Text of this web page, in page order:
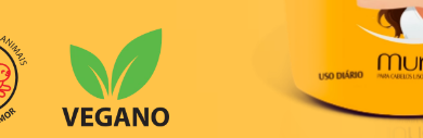
D-Pantenol
é ogrande
tanto busca.
deixar os fios finos